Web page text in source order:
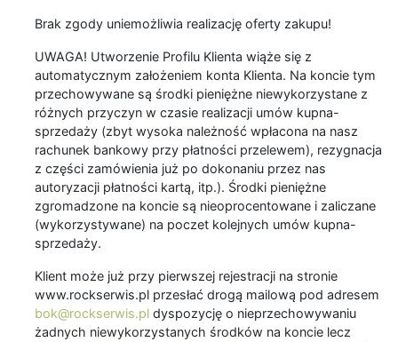
Brak zgody uniemożliwia realizację oferty zakupu!
UWAGA! Utworzenie Profilu Klienta wiąże się z
automatycznym założeniem konta Klienta. Na koncie tym
przechowywane są środki pieniężne niewykorzystane z
różnych przyczyn w czasie realizacji umów kupna-
sprzedaży (zbyt wysoka należność wpłacona na nasz
rachunek bankowy przy płatności przelewem), rezygnacja
z części zamówienia już po dokonaniu przez nas
autoryzacji płatności kartą, itp.). Środki pieniężne
zgromadzone na koncie są nieoprocentowane i zaliczane
(wykorzystywane) na poczet kolejnych umów kupna-
sprzedaży.
Klient może już przy pierwszej rejestracji na stronie
www.rockserwis.pl przesłać drogą mailową pod adresem
bok@rockserwis.pl dyspozycję o nieprzechowywaniu
żadnych niewykorzystanych środków na koncie lecz